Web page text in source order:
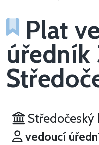
Plat
úředník
Středočeský
vedoucí